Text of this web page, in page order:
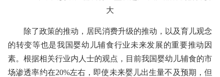
除了政策的推动，居民消费升级的推动，以及育儿观念
的转变等也是我国婴幼儿辅食行业未来发展的重要推动因
素。根据相关行业内人士的观点，目前我国婴幼儿辅食的市
场渗透率约在20%左右，即使未来婴儿出生量不及预期，但